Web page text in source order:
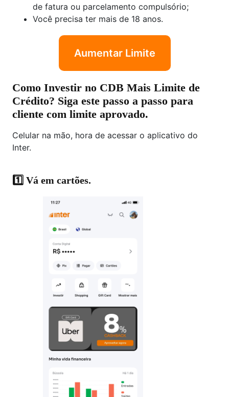
de fatura ou parcelamento compulsório;
Você precisa ter mais de 18 anos.
Aumentar Limite
Como Investir no CDB Mais Limite de
Crédito? Siga este passo a passo para
cliente com limite aprovado.
Celular na mão, hora de acessar o aplicativo do
Inter.
1️⃣ Vá em cartões.